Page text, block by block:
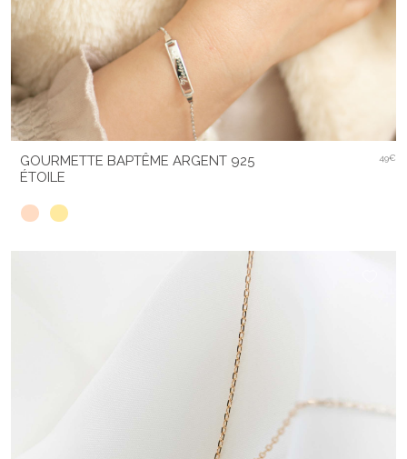
GOURMETTE BAPTÊME ARGENT 925
ÉTOILE
49€